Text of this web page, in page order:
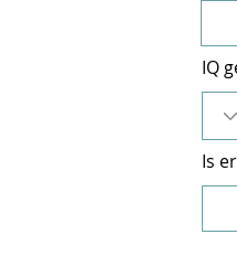
IQ
Is